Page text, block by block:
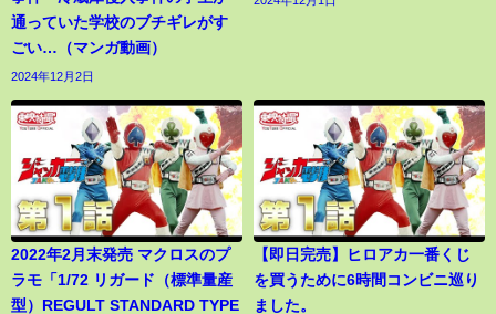
通っていた学校のブチギレがす
ごい…（マンガ動画）
2024年12月2日
2022年2月末発売 マクロスのプ
ラモ「1/72 リガード（標準量産
型）REGULT STANDARD TYPE
【即日完売】ヒロアカ一番くじ
を買うために6時間コンビニ巡り
ました。